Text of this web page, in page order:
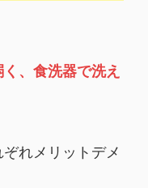
、食洗器で洗え
れメリットデメ